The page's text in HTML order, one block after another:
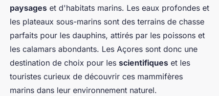
paysages et d'habitats marins. Les eaux profondes et
les plateaux sous-marins sont des terrains de chasse
parfaits pour les dauphins, attirés par les poissons et
les calamars abondants. Les Açores sont donc une
destination de choix pour les scientifiques et les
touristes curieux de découvrir ces mammifères
marins dans leur environnement naturel.